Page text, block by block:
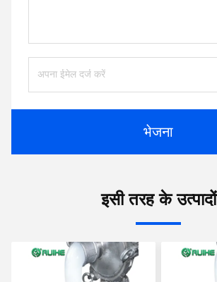
भेजना
इसी तरह के उत्पादों